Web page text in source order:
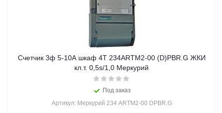
Счетчик 3ф 5-10А шкаф 4Т 234ARTM2-00 (D)PBR.G ЖКИ
кл.т. 0,5s/1,0 Меркурий
Под заказ
Артикул: Меркурий 234 ARTМ2-00 DPBR.G